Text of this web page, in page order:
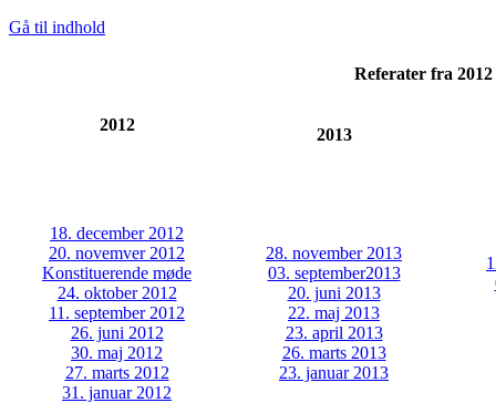
Gå til indhold
Referater fra 2012
2012
2013
18. december 2012
20. novemver 2012
Konstituerende møde
24. oktober 2012
11. september 2012
26. juni 2012
30. maj 2012
27. marts 2012
31. januar 2012
28. november 2013
03. september2013
20. juni 2013
22. maj 2013
23. april 2013
26. marts 2013
23. januar 2013